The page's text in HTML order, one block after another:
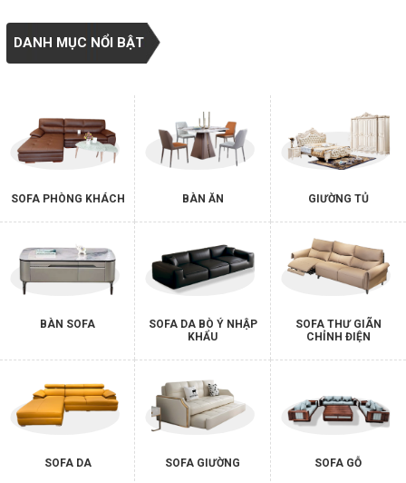
DANH MỤC NỔI BẬT
SOFA PHÒNG KHÁCH BÀN ĂN GIƯỜNG TỦ
BÀN SOFA
SOFA DA BÒ Ý NHẬP
KHẨU
SOFA THƯ GIÃN
CHỈNH ĐIỆN
SOFA DA SOFA GIƯỜNG SOFA GỖ